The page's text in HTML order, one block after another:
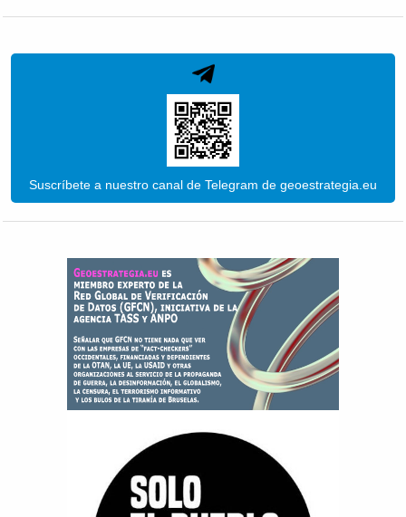
Suscríbete a nuestro canal de Telegram de geoestrategia.eu